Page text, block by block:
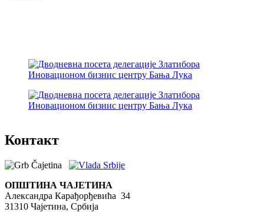
Конкурси, позиви, обавештења
ГИС Чајетина
Документа
Контакти
Контакт
ОПШТИНА ЧАЈЕТИНА
Александра Карађорђевића 34
31310 Чајетина, Србија